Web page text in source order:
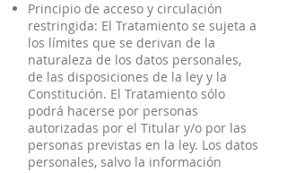
Principio de acceso y circulación
restringida: El Tratamiento se sujeta a
los límites que se derivan de la
naturaleza de los datos personales,
de las disposiciones de la ley y la
Constitución. El Tratamiento sólo
podrá hacerse por personas
autorizadas por el Titular y/o por las
personas previstas en la ley. Los datos
personales, salvo la información